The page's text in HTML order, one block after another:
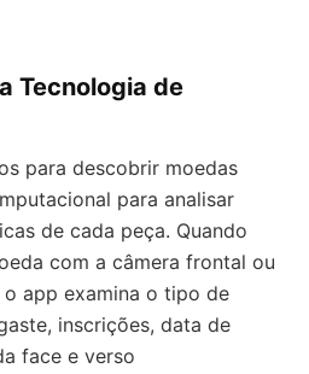
Tecnologia de
para descobrir moedas
para analisar
de cada peça. Quando
com a câmera frontal ou
app examina o tipo de
inscrições, data de
face e verso